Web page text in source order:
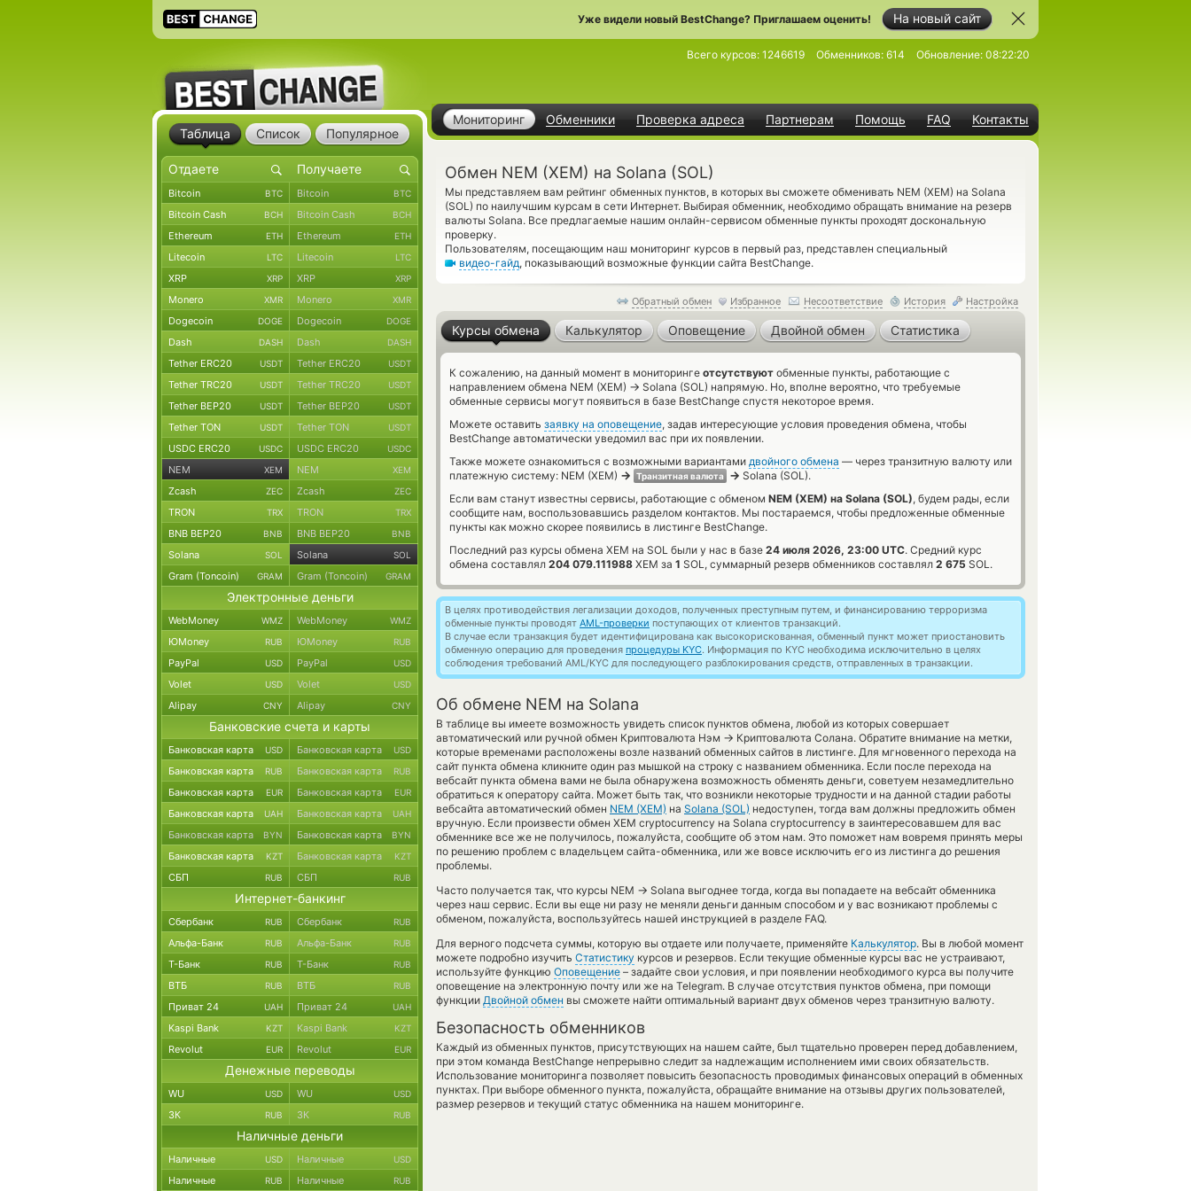
На новый сайт
Уже видели новый BestChange? Приглашаем оценить!
Мониторинг Обменники Проверка адреса Партнерам Помощь FAQ Контакты
Всего курсов: 1246619 Обменников: 614 Обновление: 08:22:20
Обмен NEM (XEM) на Solana (SOL)
Мы представляем вам рейтинг обменных пунктов, в которых вы сможете обменивать NEM (XEM) на Solana
(SOL) по наилучшим курсам в сети Интернет. Выбирая обменник, необходимо обращать внимание на резерв
валюты Solana. Все предлагаемые нашим онлайн-сервисом обменные пункты проходят доскональную
проверку.
Пользователям, посещающим наш мониторинг курсов в первый раз, представлен специальный
видео-гайд, показывающий возможные функции сайта BestChange.
Обратный обмен Избранное Несоответствие История Настройка
Курсы обмена Калькулятор Оповещение Двойной обмен Статистика
К сожалению, на данный момент в мониторинге отсутствуют обменные пункты, работающие с
направлением обмена NEM (XEM) → Solana (SOL) напрямую. Но, вполне вероятно, что требуемые
обменные сервисы могут появиться в базе BestChange спустя некоторое время.
Можете оставить заявку на оповещение, задав интересующие условия проведения обмена, чтобы
BestChange автоматически уведомил вас при их появлении.
Также можете ознакомиться с возможными вариантами двойного обмена — через транзитную валюту или
платежную систему: NEM (XEM) → Транзитная валюта → Solana (SOL).
Если вам станут известны сервисы, работающие с обменом NEM (XEM) на Solana (SOL), будем рады, если
сообщите нам, воспользовавшись разделом контактов. Мы постараемся, чтобы предложенные обменные
пункты как можно скорее появились в листинге BestChange.
Последний раз курсы обмена XEM на SOL были у нас в базе 24 июля 2026, 23:00 UTC. Средний курс
обмена составлял 204 079.111988 XEM за 1 SOL, суммарный резерв обменников составлял 2 675 SOL.
В целях противодействия легализации доходов, полученных преступным путем, и финансированию терроризма
обменные пункты проводят AML-проверки поступающих от клиентов транзакций.
В случае если транзакция будет идентифицирована как высокорискованная, обменный пункт может приостановить
обменную операцию для проведения процедуры KYC. Информация по KYC необходима исключительно в целях
соблюдения требований AML/KYC для последующего разблокирования средств, отправленных в транзакции.
Об обмене NEM на Solana
В таблице вы имеете возможность увидеть список пунктов обмена, любой из которых совершает
автоматический или ручной обмен Криптовалюта Нэм → Криптовалюта Солана. Обратите внимание на метки,
которые временами расположены возле названий обменных сайтов в листинге. Для мгновенного перехода на
сайт пункта обмена кликните один раз мышкой на строку с названием обменника. Если после перехода на
вебсайт пункта обмена вами не была обнаружена возможность обменять деньги, советуем незамедлительно
обратиться к оператору сайта. Может быть так, что возникли некоторые трудности и на данной стадии работы
вебсайта автоматический обмен NEM (XEM) на Solana (SOL) недоступен, тогда вам должны предложить обмен
вручную. Если произвести обмен XEM cryptocurrency на Solana cryptocurrency в заинтересовавшем для вас
обменнике все же не получилось, пожалуйста, сообщите об этом нам. Это поможет нам вовремя принять меры
по решению проблем с владельцем сайта-обменника, или же вовсе исключить его из листинга до решения
проблемы.
Часто получается так, что курсы NEM → Solana выгоднее тогда, когда вы попадаете на вебсайт обменника
через наш сервис. Если вы еще ни разу не меняли деньги данным способом и у вас возникают проблемы с
обменом, пожалуйста, воспользуйтесь нашей инструкцией в разделе FAQ.
Для верного подсчета суммы, которую вы отдаете или получаете, применяйте Калькулятор. Вы в любой момент
можете подробно изучить Статистику курсов и резервов. Если текущие обменные курсы вас не устраивают,
используйте функцию Оповещение – задайте свои условия, и при появлении необходимого курса вы получите
оповещение на электронную почту или же на Telegram. В случае отсутствия пунктов обмена, при помощи
функции Двойной обмен вы сможете найти оптимальный вариант двух обменов через транзитную валюту.
Безопасность обменников
Каждый из обменных пунктов, присутствующих на нашем сайте, был тщательно проверен перед добавлением,
при этом команда BestChange непрерывно следит за надлежащим исполнением ими своих обязательств.
Использование мониторинга позволяет повысить безопасность проводимых финансовых операций в обменных
пунктах. При выборе обменного пункта, пожалуйста, обращайте внимание на отзывы других пользователей,
размер резервов и текущий статус обменника на нашем мониторинге.
Таблица Список Популярное
Bitcoin BTC Bitcoin BTC
Bitcoin Cash BCH Bitcoin Cash BCH
Ethereum ETH Ethereum ETH
Litecoin LTC Litecoin LTC
XRP XRP XRP XRP
Monero XMR Monero XMR
Dogecoin DOGE Dogecoin DOGE
Dash DASH Dash DASH
Tether ERC20 USDT Tether ERC20 USDT
Tether TRC20 USDT Tether TRC20 USDT
Tether BEP20 USDT Tether BEP20 USDT
Tether TON USDT Tether TON USDT
USDC ERC20 USDC USDC ERC20 USDC
NEM XEM NEM XEM
Zcash ZEC Zcash ZEC
TRON TRX TRON TRX
BNB BEP20 BNB BNB BEP20 BNB
Solana SOL Solana SOL
Gram (Toncoin) GRAM Gram (Toncoin) GRAM
Электронные деньги
WebMoney WMZ WebMoney WMZ
ЮMoney RUB ЮMoney RUB
PayPal USD PayPal USD
Volet USD Volet USD
Alipay CNY Alipay CNY
Банковские счета и карты
Банковская карта USD Банковская карта USD
Банковская карта RUB Банковская карта RUB
Банковская карта EUR Банковская карта EUR
Банковская карта UAH Банковская карта UAH
Банковская карта BYN Банковская карта BYN
Банковская карта KZT Банковская карта KZT
СБП RUB СБП RUB
Интернет-банкинг
Сбербанк RUB Сбербанк RUB
Альфа-Банк RUB Альфа-Банк RUB
Т-Банк RUB Т-Банк RUB
ВТБ RUB ВТБ RUB
Приват 24 UAH Приват 24 UAH
Kaspi Bank KZT Kaspi Bank KZT
Revolut EUR Revolut EUR
Денежные переводы
WU USD WU USD
ЗК RUB ЗК RUB
Наличные деньги
Наличные USD Наличные USD
Наличные RUB Наличные RUB